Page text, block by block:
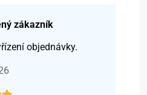
zákazník
objednávky.